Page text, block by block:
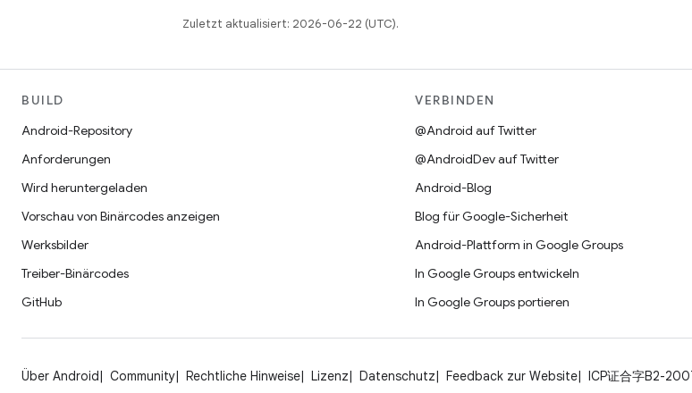
Zuletzt aktualisiert: 2026-06-22 (UTC).
BUILD
Android-Repository
Anforderungen
Wird heruntergeladen
Vorschau von Binärcodes anzeigen
Werksbilder
Treiber-Binärcodes
GitHub
VERBINDEN
@Android auf Twitter
@AndroidDev auf Twitter
Android-Blog
Blog für Google-Sicherheit
Android-Plattform in Google Groups
In Google Groups entwickeln
In Google Groups portieren
Über Android Community Rechtliche Hinweise Lizenz Datenschutz Feedback zur Website ICP证合字B2-